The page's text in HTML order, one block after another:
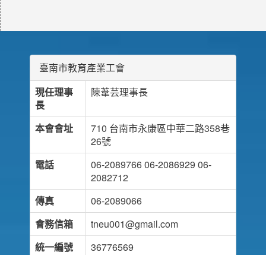
臺南市教育產業工會
現任理事
長
陳葦芸理事長
本會會址
710 台南市永康區中華二路358巷
26號
電話
06-2089766 06-2086929 06-
2082712
傳真
06-2089066
會務信箱
tneu001@gmail.com
統一編號
36776569